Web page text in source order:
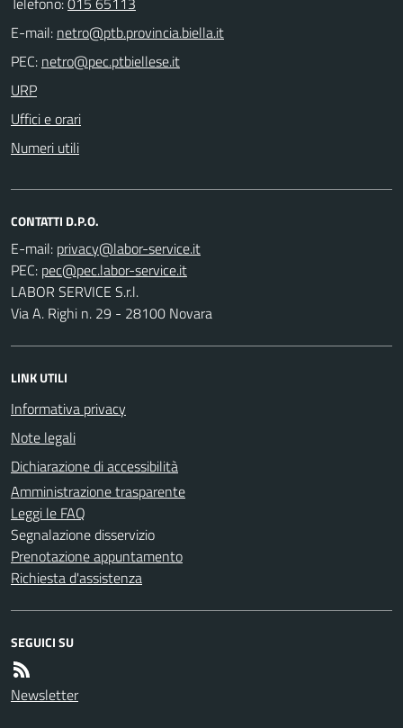
E-mail:
PEC:
URP
Uffici e orari
Numeri utili
CONTATTI D.P.O.
E-mail:
PEC:
LABOR SERVICE S.r.l.
Via A. Righi n. 29 - 28100 Novara
LINK UTILI
Informativa privacy
Note legali
Dichiarazione di accessibilità
Amministrazione trasparente
Leggi le FAQ
Segnalazione disservizio
Prenotazione appuntamento
Richiesta d'assistenza
SEGUICI SU
Newsletter